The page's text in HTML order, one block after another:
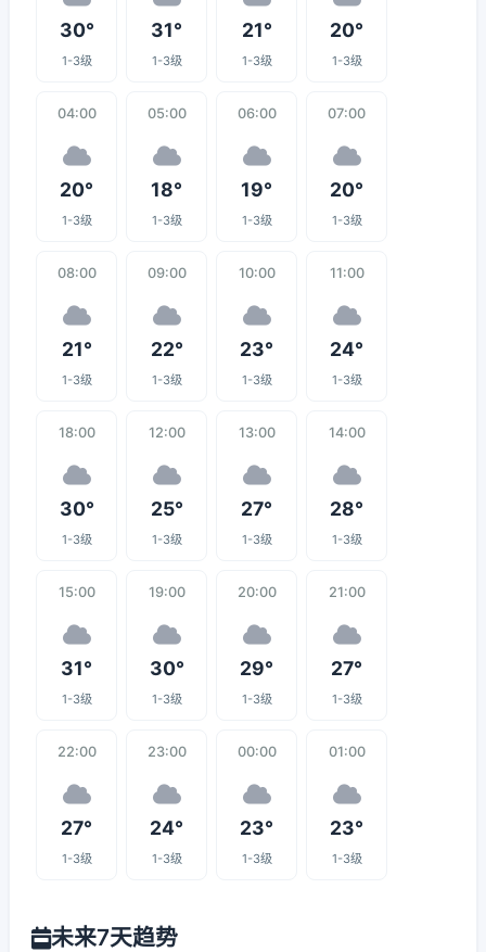
30°
1-3级
31°
1-3级
21°
1-3级
20°
1-3级
04:00
20°
1-3级
05:00
18°
1-3级
06:00
19°
1-3级
07:00
20°
1-3级
08:00
21°
1-3级
09:00
22°
1-3级
10:00
23°
1-3级
11:00
24°
1-3级
18:00
30°
1-3级
12:00
25°
1-3级
13:00
27°
1-3级
14:00
28°
1-3级
15:00
31°
1-3级
19:00
30°
1-3级
20:00
29°
1-3级
21:00
27°
1-3级
22:00
27°
1-3级
23:00
24°
1-3级
00:00
23°
1-3级
01:00
23°
1-3级
未来7天趋势